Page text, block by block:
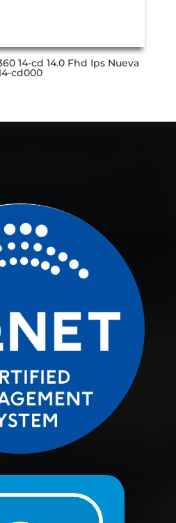
14-cd 14.0 Fhd Ips Nueva
cd000